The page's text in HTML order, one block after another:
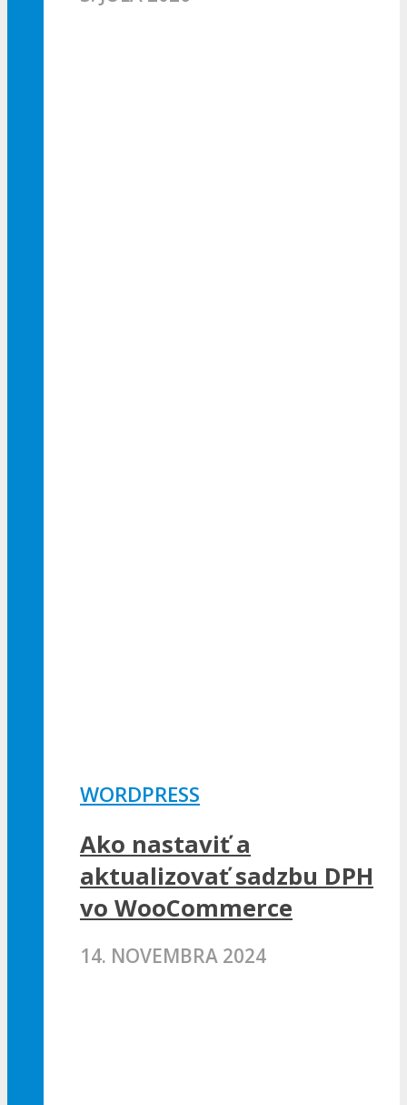
WORDPRESS
Ako nastaviť a
aktualizovať sadzbu DPH
vo WooCommerce
14. NOVEMBRA 2024